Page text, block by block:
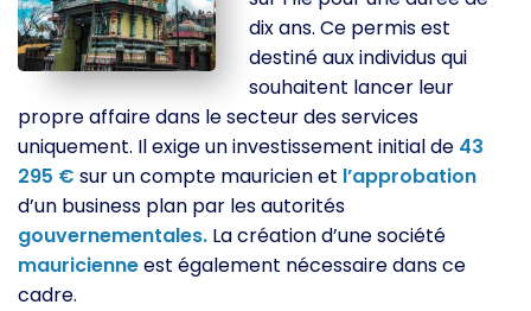
dix ans. Ce permis est
destiné aux individus qui
souhaitent lancer leur
propre affaire dans le secteur des services
uniquement. Il exige un investissement initial de 43
295 € sur un compte mauricien et l’approbation
d’un business plan par les autorités
gouvernementales. La création d’une société
mauricienneest également nécessaire dans ce
cadre.